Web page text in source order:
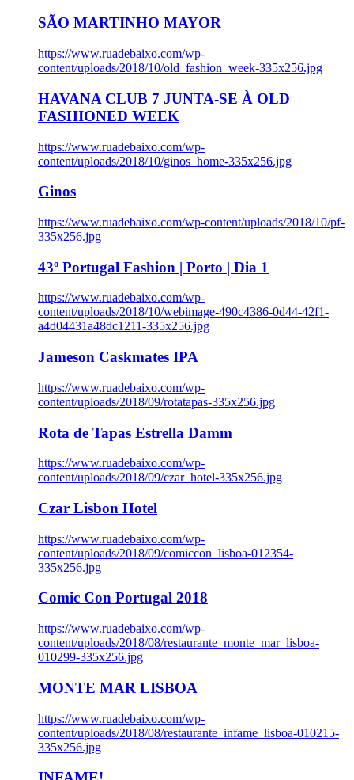
SÃO MARTINHO MAYOR
https://www.ruadebaixo.com/wp-
content/uploads/2018/10/old_fashion_week-335x256.jpg
HAVANA CLUB 7 JUNTA-SE À OLD
FASHIONED WEEK
https://www.ruadebaixo.com/wp-
content/uploads/2018/10/ginos_home-335x256.jpg
Ginos
https://www.ruadebaixo.com/wp-content/uploads/2018/10/pf-
335x256.jpg
43º Portugal Fashion | Porto | Dia 1
https://www.ruadebaixo.com/wp-
content/uploads/2018/10/webimage-490c4386-0d44-42f1-
a4d04431a48dc1211-335x256.jpg
Jameson Caskmates IPA
https://www.ruadebaixo.com/wp-
content/uploads/2018/09/rotatapas-335x256.jpg
Rota de Tapas Estrella Damm
https://www.ruadebaixo.com/wp-
content/uploads/2018/09/czar_hotel-335x256.jpg
Czar Lisbon Hotel
https://www.ruadebaixo.com/wp-
content/uploads/2018/09/comiccon_lisboa-012354-
335x256.jpg
Comic Con Portugal 2018
https://www.ruadebaixo.com/wp-
content/uploads/2018/08/restaurante_monte_mar_lisboa-
010299-335x256.jpg
MONTE MAR LISBOA
https://www.ruadebaixo.com/wp-
content/uploads/2018/08/restaurante_infame_lisboa-010215-
335x256.jpg